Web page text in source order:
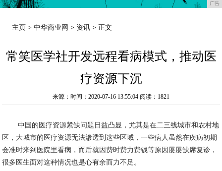
广告
主页 >中华商业网 > 资讯 > 正文
常笑医学社开发远程看病模式，推动医
疗资源下沉
来源：时间：2020-07-16 13:55:04 阅读：1821
中国的医疗资源紧缺问题日益凸显，尤其是在二三线城市和农村地
区，大城市的医疗资源无法渗透到这些区域，一些病人虽然在疾病初期
会准时来到医院里看病，而后就因费时费力费钱等原因屡屡缺席复诊，
很多医生面对这种情况也是心有余而力不足。